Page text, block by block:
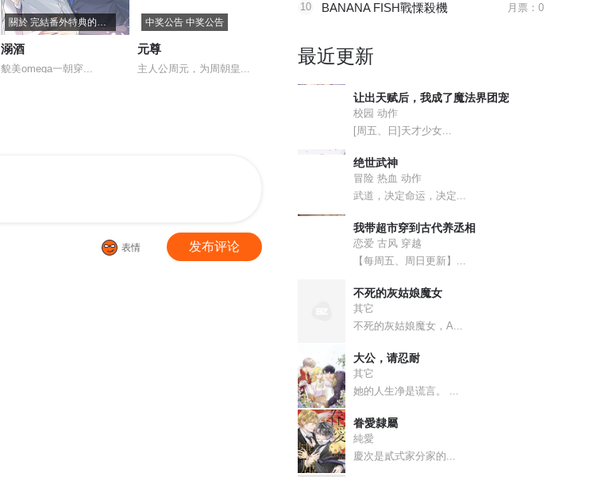
關於 完結番外特典的通知
溺酒
貌美omega一朝穿...
中奖公告 中奖公告
元尊
主人公周元，为周朝皇...
全职法师
主角莫凡继承了一个神...
表情 发布评论
10 BANANA FISH戰慄殺機 月票：0
最近更新
让出天赋后，我成了魔法界团宠
校园 动作
[周五、日]天才少女...
绝世武神
冒险 热血 动作
武道，决定命运，决定...
我带超市穿到古代养丞相
恋爱 古风 穿越
【每周五、周日更新】...
不死的灰姑娘魔女
其它
不死的灰姑娘魔女，A...
大公，请忍耐
其它
她的人生净是谎言。 ...
眷愛隸屬
純愛
慶次是貳式家分家的...